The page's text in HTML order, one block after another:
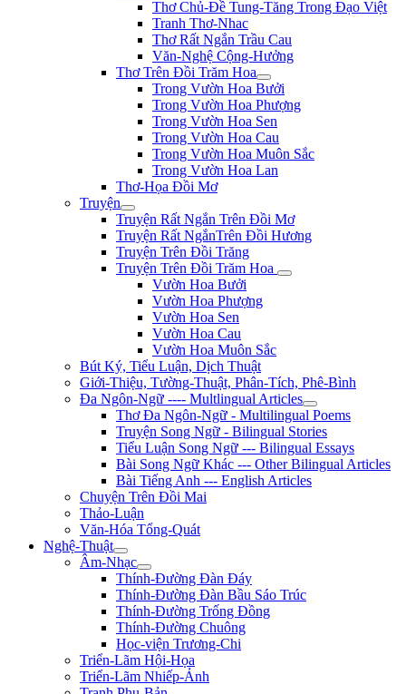
Thơ Chủ-Đề Tung-Tăng Trong Đạo Việt
Tranh Thơ-Nhac
Thơ Rất Ngắn Trầu Cau
Văn-Nghệ Cộng-Hưởng
Thơ Trên Đồi Trăm Hoa
Trong Vườn Hoa Bưởi
Trong Vườn Hoa Phượng
Trong Vườn Hoa Sen
Trong Vườn Hoa Cau
Trong Vườn Hoa Muôn Sắc
Trong Vườn Hoa Lan
Thơ-Họa Đồi Mơ
Truyện
Truyện Rất Ngắn Trên Đồi Mơ
Truyện Rất NgắnTrên Đồi Hương
Truyện Trên Đồi Trăng
Truyện Trên Đồi Trăm Hoa
Vườn Hoa Bưởi
Vườn Hoa Phượng
Vườn Hoa Sen
Vườn Hoa Cau
Vườn Hoa Muôn Sắc
Bút Ký, Tiểu Luận, Dịch Thuật
Giới-Thiệu, Tường-Thuật, Phân-Tích, Phê-Bình
Đa Ngôn-Ngữ ---- Multlingual Articles
Thơ Đa Ngôn-Ngữ - Multilingual Poems
Truyện Song Ngữ - Bilingual Stories
Tiểu Luận Song Ngữ --- Bilingual Essays
Bài Song Ngữ Khác --- Other Bilingual Articles
Bài Tiếng Anh --- English Articles
Chuyện Trên Đồi Mai
Thảo-Luận
Văn-Hóa Tổng-Quát
Nghệ-Thuật
Âm-Nhạc
Thính-Đường Đàn Đáy
Thính-Đường Đàn Bầu Sáo Trúc
Thính-Đường Trống Đồng
Thính-Đường Chuông
Học-viện Trương-Chi
Triển-Lãm Hội-Họa
Triển-Lãm Nhiếp-Ảnh